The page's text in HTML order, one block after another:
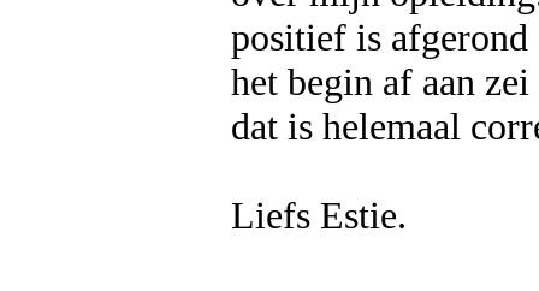
positief is afgerond
het begin af aan
dat is helemaal
Liefs Estie.